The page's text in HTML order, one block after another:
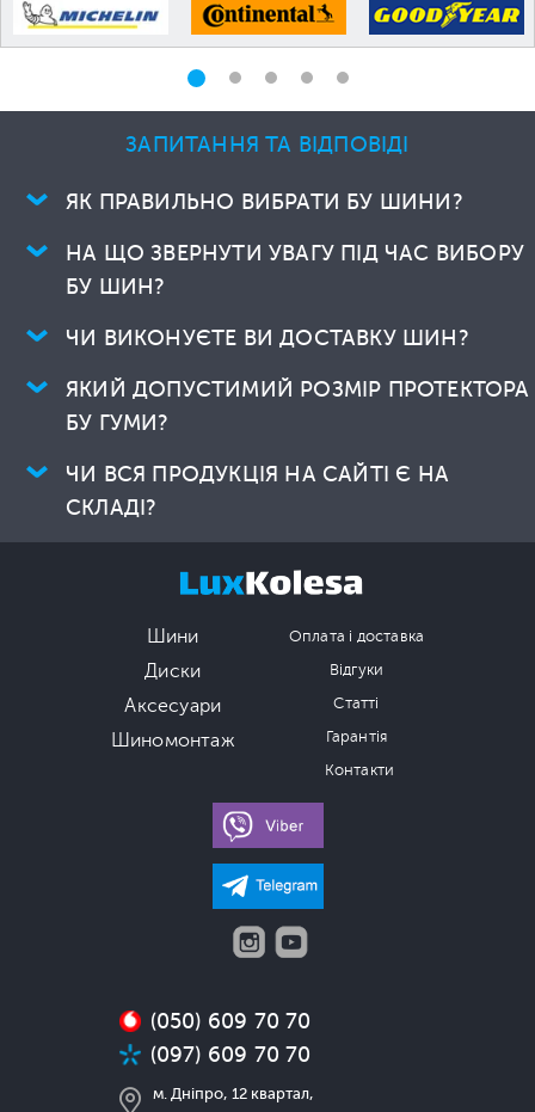
ЗАПИТАННЯ ТА ВІДПОВІДІ
ЯК ПРАВИЛЬНО ВИБРАТИ БУ ШИНИ?
НА ЩО ЗВЕРНУТИ УВАГУ ПІД ЧАС ВИБОРУ
БУ ШИН?
ЧИ ВИКОНУЄТЕ ВИ ДОСТАВКУ ШИН?
ЯКИЙ ДОПУСТИМИЙ РОЗМІР ПРОТЕКТОРА
БУ ГУМИ?
ЧИ ВСЯ ПРОДУКЦІЯ НА САЙТІ Є НА
СКЛАДІ?
Шини
Диски
Аксесуари
Шиномонтаж
Оплата і доставка
Відгуки
Статті
Гарантія
Контакти
(050) 609 70 70
(097) 609 70 70
м. Дніпро, 12 квартал,